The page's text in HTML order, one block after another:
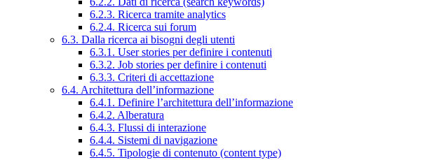
6.2.3. Ricerca tramite analytics
6.2.4. Ricerca sui forum
6.3. Dalla ricerca ai bisogni degli utenti
6.3.1. User stories per definire i contenuti
6.3.2. Job stories per definire i contenuti
6.3.3. Criteri di accettazione
6.4. Architettura dell’informazione
6.4.1. Definire l’architettura dell’informazione
6.4.2. Alberatura
6.4.3. Flussi di interazione
6.4.4. Sistemi di navigazione
6.4.5. Tipologie di contenuto (content type)